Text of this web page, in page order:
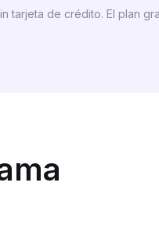
tarjeta de crédito. El plan